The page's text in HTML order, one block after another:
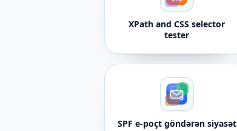
XPath and CSS selector
tester
SPF e-poçt göndərən siyasət